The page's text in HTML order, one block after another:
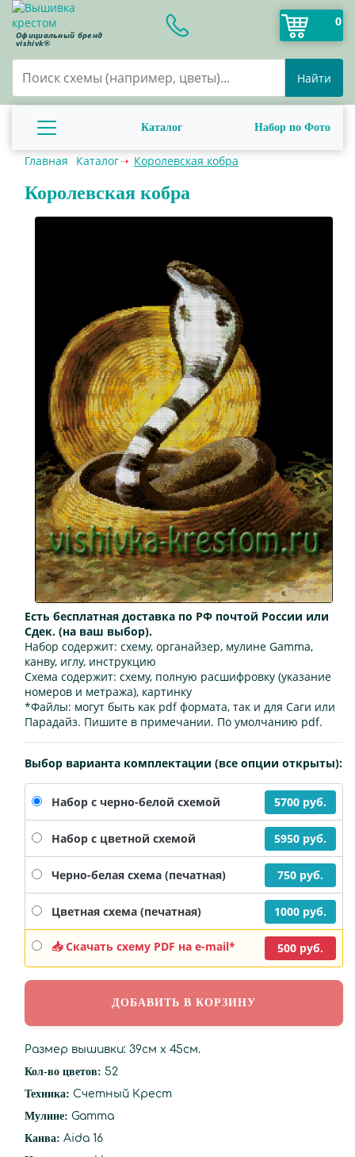
Официальный бренд
vishivk®
0
Найти
Каталог Набор по Фото
Главная Каталог Королевская кобра
Королевская кобра
Есть бесплатная доставка по РФ почтой России или
Сдек. (на ваш выбор).
Набор содержит: схему, органайзер, мулине Gamma,
канву, иглу, инструкцию
Схема содержит: схему, полную расшифровку (указание
номеров и метража), картинку
*Файлы: могут быть как pdf формата, так и для Саги или
Парадайз. Пишите в примечании. По умолчанию pdf.
Выбор варианта комплектации (все опции открыты):
Набор с черно-белой схемой 5700 руб.
Набор с цветной схемой 5950 руб.
Черно-белая схема (печатная) 750 руб.
Цветная схема (печатная) 1000 руб.
📥 Скачать схему PDF на e-mail* 500 руб.
Размер вышивки: 39см х 45см.
Кол-во цветов: 52
Техника: Счетный Крест
Мулине: Gamma
Канва: Aida 16